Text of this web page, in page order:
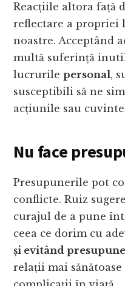
Reacțiile altora față
reflectare a propriei
noastre. Acceptând
multă suferință
lucrurilepersonal,
susceptibili să ne
acțiunile sau
Nu face
Presupunerile pot
conflicte. Ruiz
curajul de a pune
ceea ce dorim cu
și evitând
relații mai